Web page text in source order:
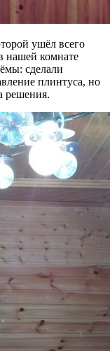
ушёл всего
нашей комнате
сделали
плинтуса, но
решения.